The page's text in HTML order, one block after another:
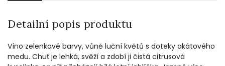
Detailní popis produktu
Víno zelenkavé barvy, vůně luční květů s doteky akátového
medu. Chuť je lehká, svěží a zdobí ji čistá citrusová